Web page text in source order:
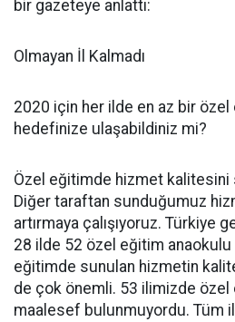
bir gazeteye anlattı:
Olmayan İl Kalmadı
2020 için her ilde en az bir
hedefinize ulaşabildiniz mi?
Özel eğitimde hizmet kalitesini
Diğer taraftan sunduğumuz
artırmaya çalışıyoruz. Türkiye
28 ilde 52 özel eğitim anaokulu
eğitimde sunulan hizmetin
de çok önemli. 53 ilimizde özel
maalesef bulunmuyordu. Tüm